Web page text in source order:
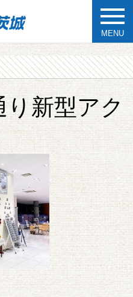
MENU
新型アク